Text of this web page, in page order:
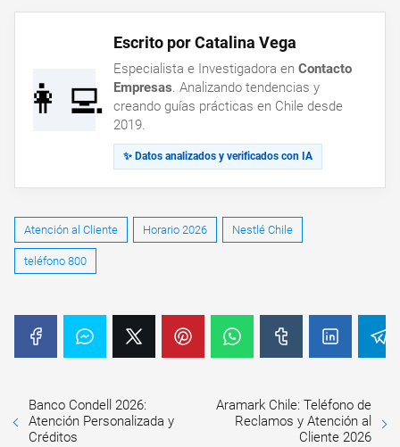
👩‍💻
Escrito por Catalina Vega
Especialista e Investigadora en Contacto
Empresas. Analizando tendencias y
creando guías prácticas en Chile desde
2019.
✨ Datos analizados y verificados con IA
Atención al Cliente Horario 2026 Nestlé Chile
teléfono 800
Banco Condell 2026:
Atención Personalizada y
Créditos
Aramark Chile: Teléfono de
Reclamos y Atención al
Cliente 2026